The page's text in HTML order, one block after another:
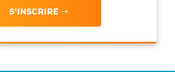
S'INSCRIRE